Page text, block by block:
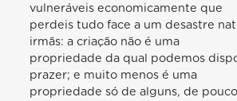
vulneráveis economicamente que
perdeis tudo face a um desastre
irmãs: a criação não é uma
propriedade da qual podemos
prazer; e muito menos é uma
propriedade só de alguns, de